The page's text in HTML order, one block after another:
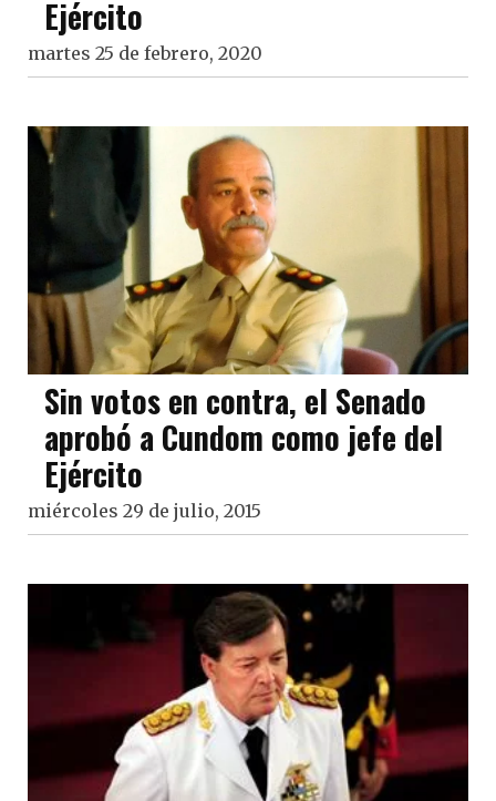
Ejército
martes 25 de febrero, 2020
Sin votos en contra, el Senado
aprobó a Cundom como jefe del
Ejército
miércoles 29 de julio, 2015